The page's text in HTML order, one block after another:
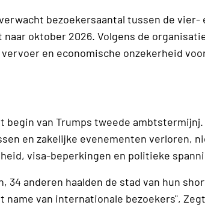
bezoekersaantal tussen de vier-
oktober 2026. Volgens de
en economische onzekerheid
begin van Trumps tweede ambtstermijnj.
en zakelijke evenementen verloren,
visa-beperkingen en politieke
34 anderen haalden de stad van hun
van internationale bezoekers",